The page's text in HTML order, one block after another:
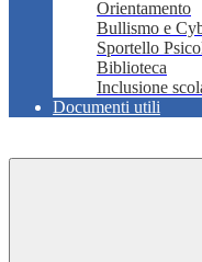
Orientamento
Bullismo e
Sportello
Biblioteca
Inclusione
Documenti utili